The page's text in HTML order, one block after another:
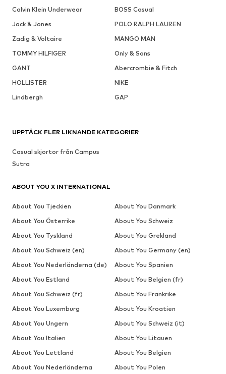
Calvin Klein Underwear
BOSS Casual
Jack & Jones
POLO RALPH LAUREN
Zadig & Voltaire
MANGO MAN
TOMMY HILFIGER
Only & Sons
GANT
Abercrombie & Fitch
HOLLISTER
NIKE
Lindbergh
GAP
UPPTÄCK FLER LIKNANDE KATEGORIER
Casual skjortor från Campus
Sutra
ABOUT YOU X INTERNATIONAL
About You Tjeckien
About You Danmark
About You Österrike
About You Schweiz
About You Tyskland
About You Grekland
About You Schweiz (en)
About You Germany (en)
About You Nederländerna (de)
About You Spanien
About You Estland
About You Belgien (fr)
About You Schweiz (fr)
About You Frankrike
About You Luxemburg
About You Kroatien
About You Ungern
About You Schweiz (it)
About You Italien
About You Litauen
About You Lettland
About You Belgien
About You Nederländerna
About You Polen